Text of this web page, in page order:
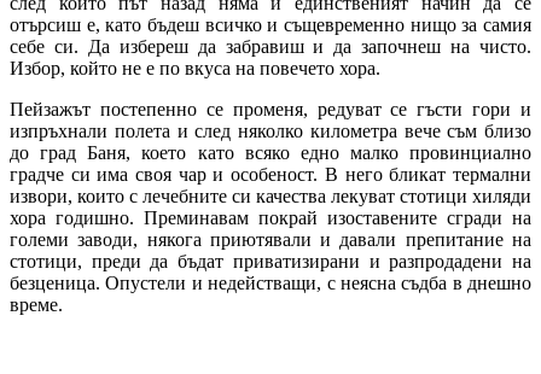
отърсиш е, като бъдеш всичко и същевременно нищо за самия
себе си. Да избереш да забравиш и да започнеш на чисто.
Избор, който не е по вкуса на повечето хора.
Пейзажът постепенно се променя, редуват се гъсти гори и
изпръхнали полета и след няколко километра вече съм близо
до град Баня, което като всяко едно малко провинциално
градче си има своя чар и особеност. В него бликат термални
извори, които с лечебните си качества лекуват стотици хиляди
хора годишно. Преминавам покрай изоставените сгради на
големи заводи, някога приютявали и давали препитание на
стотици, преди да бъдат приватизирани и разпродадени на
безценица. Опустели и недействащи, с неясна съдба в днешно
време.